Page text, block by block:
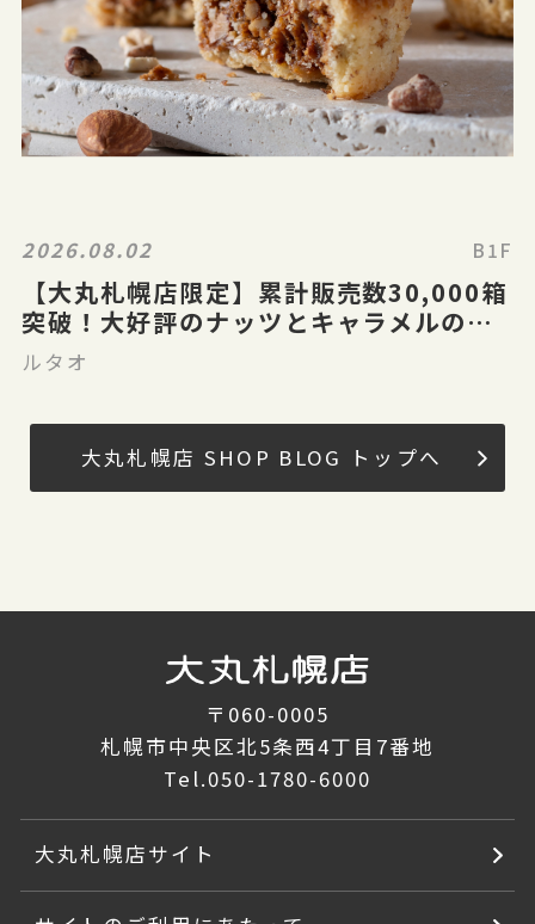
2026.08.02 B1F
【大丸札幌店限定】累計販売数30,000箱
突破！大好評のナッツとキャラメルのガ
レット「ガレナッティ」
ルタオ
大丸札幌店 SHOP BLOG トップへ
〒060-0005
札幌市中央区北5条西4丁目7番地
Tel.050-1780-6000
大丸札幌店サイト